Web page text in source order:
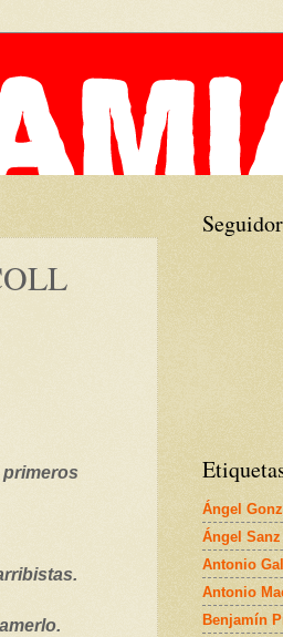
Ángel
Ángel
Antonio
Antonio
Benjamín